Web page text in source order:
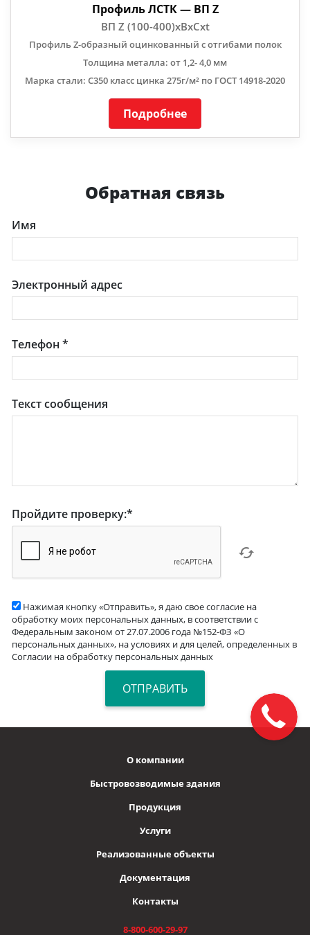
Профиль ЛСТК — ВП Z
ВП Z (100-400)хBхCхt
Профиль Z-образный оцинкованный с отгибами полок
Толщина металла: от 1,2- 4,0 мм
Марка стали: С350 класс цинка 275г/м² по ГОСТ 14918-2020
Подробнее
Обратная связь
Имя
Электронный адрес
Телефон*
Текст сообщения
Пройдите проверку:*
Нажимая кнопку «Отправить», я даю свое согласие на
обработку моих персональных данных, в соответствии с
Федеральным законом от 27.07.2006 года №152-ФЗ «О
персональных данных», на условиях и для целей, определенных в
Согласии на обработку персональных данных
О компании
Быстровозводимые здания
Продукция
Услуги
Реализованные объекты
Документация
Контакты
8-800-600-29-97